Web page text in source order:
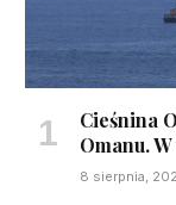
Cieśnina
Omanu.
8 sierpnia,